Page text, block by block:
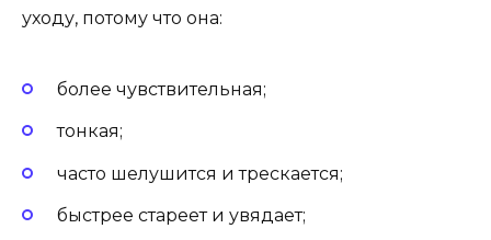
уходу, потому что она:
более чувствительная;
тонкая;
часто шелушится и трескается;
быстрее стареет и увядает;